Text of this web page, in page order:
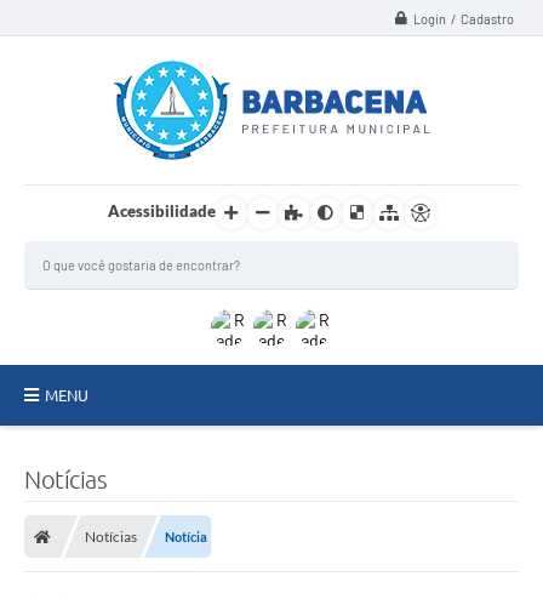
Login / Cadastro
Acessibilidade
MENU
Meio Ambiente
Notícias
Notícias Notícia